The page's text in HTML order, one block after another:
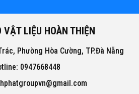
VẬT LIỆU HOÀN THIỆN
Phường Hòa Cường, TP.Đà Nẵng
0947668448